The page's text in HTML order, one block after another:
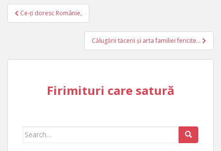
Post
navigation
Ce-ți doresc Românie,
Călugării tăcerii și arta familiei fericite…
Firimituri care satură
Search